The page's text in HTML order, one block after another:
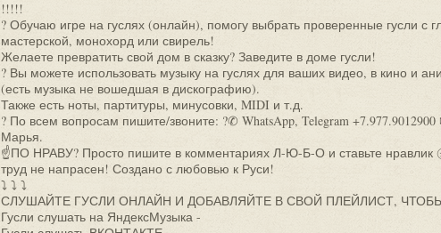
!!!!!
? Обучаю игре на гуслях (онлайн), помогу выбрать проверенные гусли с
мастерской, монохорд или свирель!
Желаете превратить свой дом в сказку? Заведите в доме гусли!
? Вы можете использовать музыку на гуслях для ваших видео, в кино и
(есть музыка не вошедшая в дискографию).
Также есть ноты, партитуры, минусовки, MIDI и т.д.
? По всем вопросам пишите/звоните: ?✆ WhatsApp, Telegram
Марья.
☝ПО НРАВУ? Просто пишите в комментариях Л-Ю-Б-О и ставьте нравлик
труд не напрасен! Создано с любовью к Руси!
⤵ ⤵ ⤵
СЛУШАЙТЕ ГУСЛИ ОНЛАЙН И ДОБАВЛЯЙТЕ В СВОЙ ПЛЕЙЛИСТ,
Гусли слушать на ЯндексМузыка -